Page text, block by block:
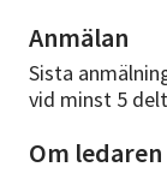
Anmälan
Sista
vid minst 5
Om ledaren